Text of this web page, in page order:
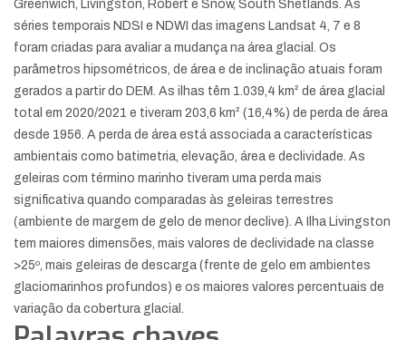
Greenwich, Livingston, Robert e Snow, South Shetlands. As
séries temporais NDSI e NDWI das imagens Landsat 4, 7 e 8
foram criadas para avaliar a mudança na área glacial. Os
parâmetros hipsométricos, de área e de inclinação atuais foram
gerados a partir do DEM. As ilhas têm 1.039,4 km² de área glacial
total em 2020/2021 e tiveram 203,6 km² (16,4%) de perda de área
desde 1956. A perda de área está associada a características
ambientais como batimetria, elevação, área e declividade. As
geleiras com término marinho tiveram uma perda mais
significativa quando comparadas às geleiras terrestres
(ambiente de margem de gelo de menor declive). A Ilha Livingston
tem maiores dimensões, mais valores de declividade na classe
>25º, mais geleiras de descarga (frente de gelo em ambientes
glaciomarinhos profundos) e os maiores valores percentuais de
variação da cobertura glacial.